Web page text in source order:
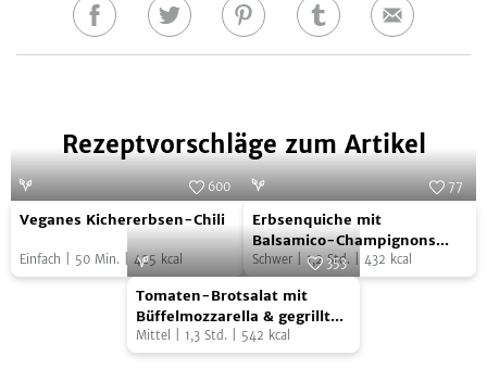
Auf
Auf
Auf
Auf
E-
Rezeptvorschläge zum Artikel
Veganes
Kichererbsen-
Chili
Foto: SevenCooks
600
Veganes Kichererbsen-Chili
Einfach 50 Min. 425 kcal
Erbsenquiche
mit
Balsamico-
Champignons
und
getrockneten
Foto:
77
Erbsenquiche mit
Balsamico-Champignons
und getrockneten Aprikosen
Schwer| 1,2 Std. 432 kcal
Tomaten-
Brotsalat
mit
Foto: SevenCooks
353
Tomaten-Brotsalat mit
Büffelmozzarella & gegrillter
Paprika
Mittel 1,3 Std. 542 kcal